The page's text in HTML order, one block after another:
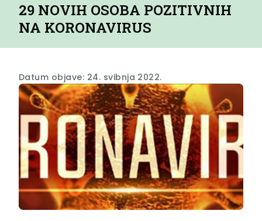
29 NOVIH OSOBA POZITIVNIH
NA KORONAVIRUS
Datum objave: 24. svibnja 2022.